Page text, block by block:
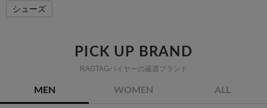
シューズ
PICK UP BRAND
RAGTAGバイヤーの厳選ブランド
MEN WOMEN ALL